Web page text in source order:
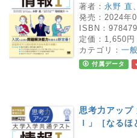
著者： 永野 直
発売： 2024年
ISBN：
定価： 1,650円
カテゴリ： 一
付属データ
思考力アップ
Ｉ」［なるほ